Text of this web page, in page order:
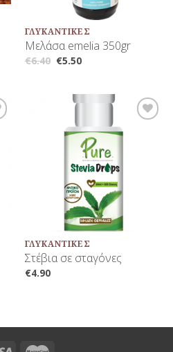
ΓΛΥΚΑΝΤΙΚΈΣ
Μελάσα emelia 350gr
€6.40 €5.50
Προσθήκη
στη Λίστα
Αγαπημένων
ΓΛΥΚΑΝΤΙΚΈΣ
Στέβια σε σταγόνες
€4.90